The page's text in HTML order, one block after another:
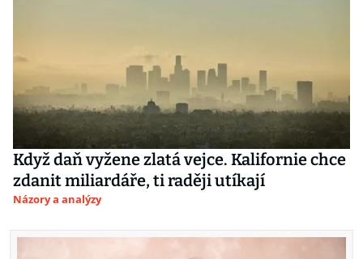
Když daň vyžene zlatá vejce. Kalifornie chce
zdanit miliardáře, ti raději utíkají
Názory a analýzy